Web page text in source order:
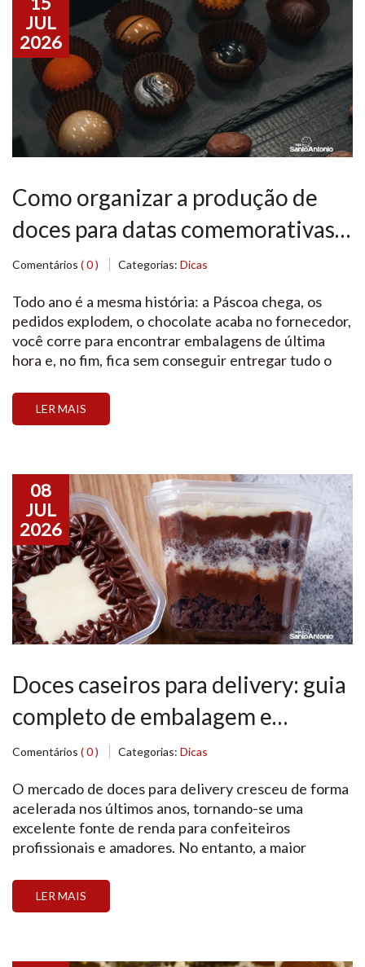
Como organizar a produção de
doces para datas comemorativas:
calendário e planejamento
completo
Comentários ( 0 ) Categorias: Dicas
Todo ano é a mesma história: a Páscoa chega, os
pedidos explodem, o chocolate acaba no fornecedor,
você corre para encontrar embalagens de última
hora e, no fim, fica sem conseguir entregar tudo o
extremo tomam conta, e o que deveria ser a época
mais lucrativa […]
LER MAIS
JUL
2026
Doces caseiros para delivery: guia
completo de embalagem e
transporte seguro
Comentários ( 0 ) Categorias: Dicas
O mercado de doces para delivery cresceu de forma
acelerada nos últimos anos, tornando-se uma
excelente fonte de renda para confeiteiros
profissionais e amadores. No entanto, a maior
vendas nesse formato é um medo muito
compreensível: o receio de o produto chegar “feio”,
LER MAIS
08
JUL
2026